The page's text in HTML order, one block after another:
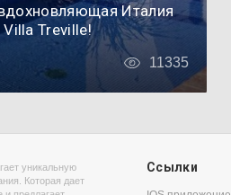
Италия
Villa Treville!
11335
уникальную
Которая дает
Ссылки